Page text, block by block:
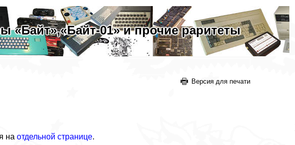
01» и прочие раритеты
Версия для печати
на отдельной странице.